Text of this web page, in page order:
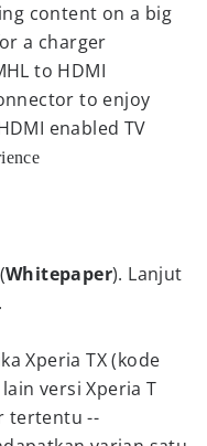
content on a big
a charger
to HDMI
to enjoy
enabled TV
Whitepaper). Lanjut
Xperia TX (kode
versi Xperia T
tertentu --